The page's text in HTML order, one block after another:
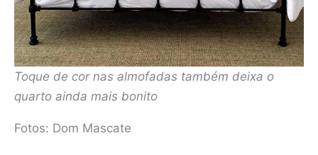
Toque de cor nas almofadas também deixa o
quarto ainda mais bonito
Fotos: Dom Mascate